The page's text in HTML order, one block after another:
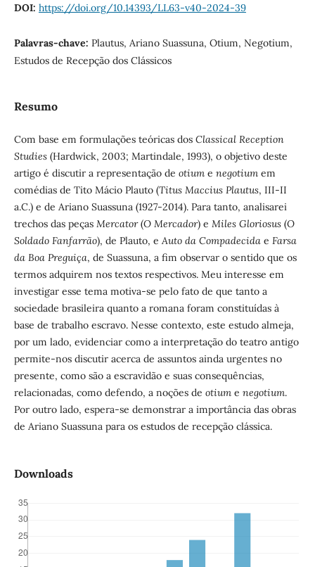
DOI: https://doi.org/10.14393/LL63-v40-2024-39
Palavras-chave: Plautus, Ariano Suassuna, Otium, Negotium,
Estudos de Recepção dos Clássicos
Resumo
Com base em formulações teóricas dos Classical Reception
Studies(Hardwick, 2003; Martindale, 1993), o objetivo deste
artigo é discutir a representação de otiume negotium em
comédias de Tito Mácio Plauto (Titus Maccius Plautus, III-II
a.C.) e de Ariano Suassuna (1927-2014). Para tanto, analisarei
trechos das peças Mercator(O Mercador) e Miles Gloriosus(O
Soldado Fanfarrão), de Plauto, e Auto da Compadecidae Farsa
da Boa Preguiça, de Suassuna, a fim observar o sentido que os
termos adquirem nos textos respectivos. Meu interesse em
investigar esse tema motiva-se pelo fato de que tanto a
sociedade brasileira quanto a romana foram constituídas à
base de trabalho escravo. Nesse contexto, este estudo almeja,
por um lado, evidenciar como a interpretação do teatro antigo
permite-nos discutir acerca de assuntos ainda urgentes no
presente, como são a escravidão e suas consequências,
relacionadas, como defendo, a noções de otiume negotium.
Por outro lado, espera-se demonstrar a importância das obras
de Ariano Suassuna para os estudos de recepção clássica.
Downloads